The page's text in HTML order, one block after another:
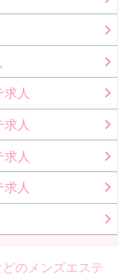
人
人
人
人
の メンズエステ